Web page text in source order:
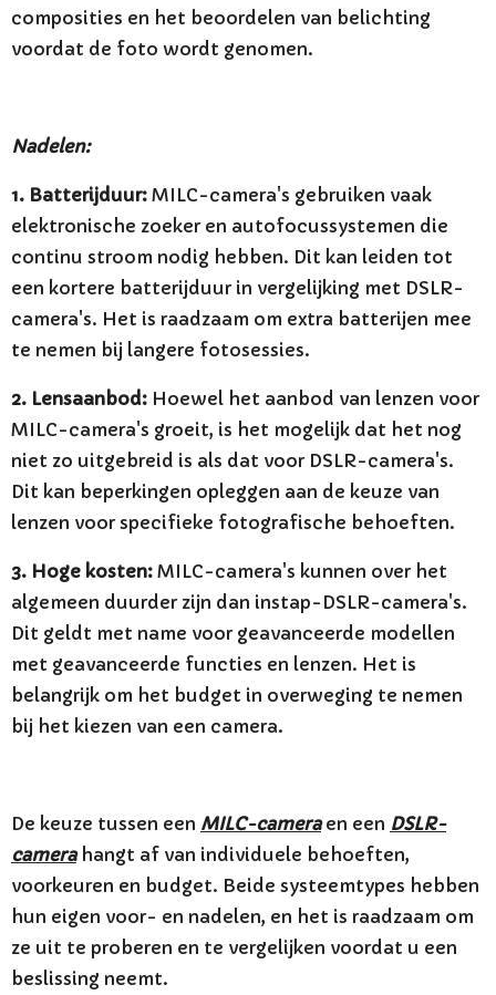
composities en het beoordelen van belichting
voordat de foto wordt genomen.
Nadelen:
1. Batterijduur: MILC-camera's gebruiken vaak
elektronische zoeker en autofocussystemen die
continu stroom nodig hebben. Dit kan leiden tot
een kortere batterijduur in vergelijking met DSLR-
camera's. Het is raadzaam om extra batterijen mee
te nemen bij langere fotosessies.
2. Lensaanbod: Hoewel het aanbod van lenzen voor
MILC-camera's groeit, is het mogelijk dat het nog
niet zo uitgebreid is als dat voor DSLR-camera's.
Dit kan beperkingen opleggen aan de keuze van
lenzen voor specifieke fotografische behoeften.
3. Hoge kosten: MILC-camera's kunnen over het
algemeen duurder zijn dan instap-DSLR-camera's.
Dit geldt met name voor geavanceerde modellen
met geavanceerde functies en lenzen. Het is
belangrijk om het budget in overweging te nemen
bij het kiezen van een camera.
De keuze tussen een MILC-cameraen een DSLR-
camera hangt af van individuele behoeften,
voorkeuren en budget. Beide systeemtypes hebben
hun eigen voor- en nadelen, en het is raadzaam om
ze uit te proberen en te vergelijken voordat u een
beslissing neemt.